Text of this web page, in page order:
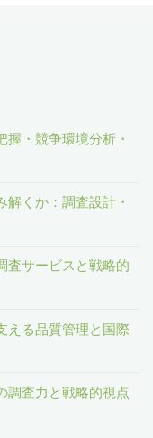
握・競争環境分析・
解くか：調査設計・
査サービスと戦略的
える品質管理と国際
調査力と戦略的視点